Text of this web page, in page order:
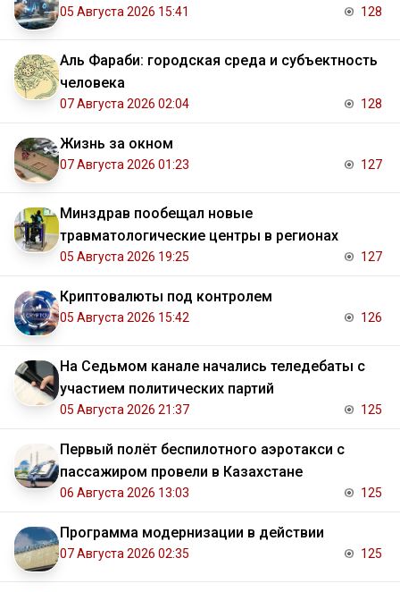
05 Августа 2026 15:41 128
Аль Фараби: городская среда и субъектность
человека
07 Августа 2026 02:04 128
Жизнь за окном
07 Августа 2026 01:23 127
Минздрав пообещал новые
травматологические центры в регионах
05 Августа 2026 19:25 127
Криптовалюты под контролем
05 Августа 2026 15:42 126
На Седьмом канале начались теледебаты с
участием политических партий
05 Августа 2026 21:37 125
Первый полёт беспилотного аэротакси с
пассажиром провели в Казахстане
06 Августа 2026 13:03 125
Программа модернизации в действии
07 Августа 2026 02:35 125